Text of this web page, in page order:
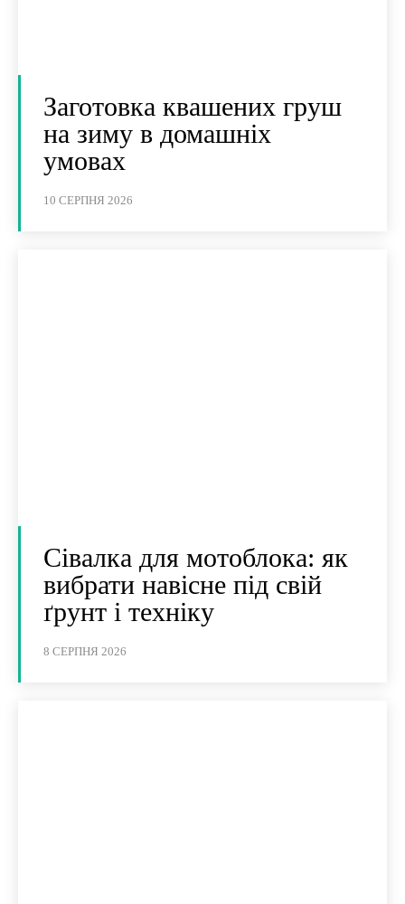
Заготовка квашених груш
на зиму в домашніх
умовах
10 СЕРПНЯ 2026
Сівалка для мотоблока: як
вибрати навісне під свій
ґрунт і техніку
8 СЕРПНЯ 2026